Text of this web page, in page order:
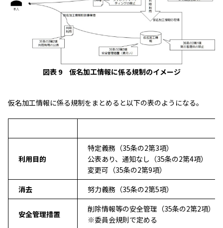
図表 9 仮名加工情報に係る規制のイメージ
仮名加工情報に係る規制をまとめると以下の表のようになる。
利用目的
特定義務（35条の2第3項）
公表あり、通知なし（35条の2第4項）
変更可（35条の2第9項）
消去
努力義務（35条の2第5項）
安全管理措置
削除情報等の安全管理（35条の2第2項）
※委員会規則で定める